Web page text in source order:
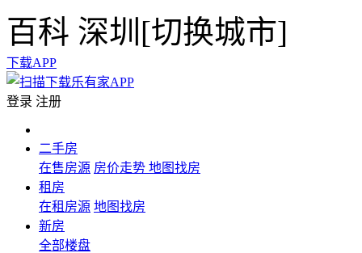
百科 深圳[切换城市]
下载APP
登录 注册
二手房
在售房源 房价走势 地图找房
租房
在租房源 地图找房
新房
全部楼盘